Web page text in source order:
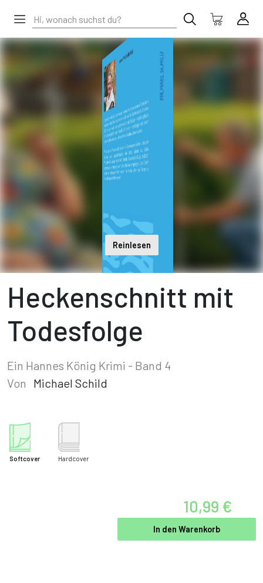
Reinlesen
Heckenschnitt mit
Todesfolge
Ein Hannes König Krimi - Band 4
Von
Michael Schild
Softcover Hardcover
10,99 €
In den Warenkorb